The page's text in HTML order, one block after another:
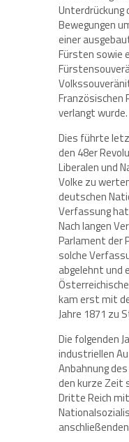
Unterdrückung
Bewegungen
einer
Fürsten sowie
Französischen
verlangt wurde.
Dies führte
den 48er
Liberalen und
Volke zu
deutschen
Verfassung
Nach langen
Parlament der
solche
abgelehnt und
kam erst mit
Jahre 1871 zu
Die folgenden
industriellen
Anbahnung
den kurze Zeit
Dritte Reich